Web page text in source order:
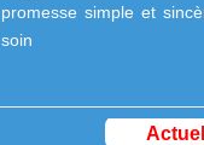
promesse simple et
soin